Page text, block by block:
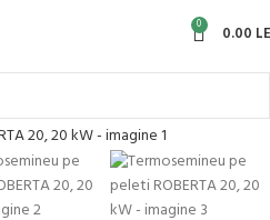
0 0.00